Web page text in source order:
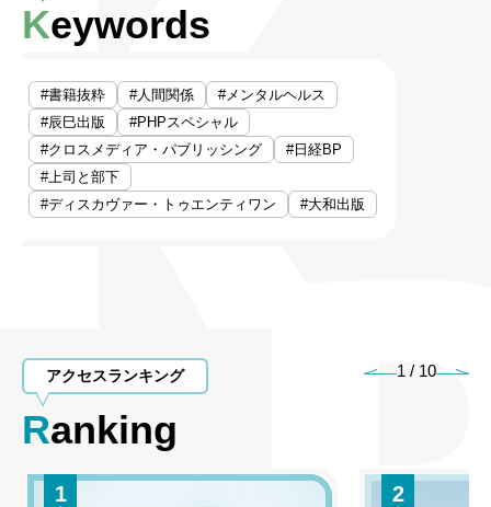
Keywords
#書籍抜粋 #人間関係
#メンタルヘルス
#辰巳出版
#PHPスペシャル
#クロスメディア・パブリッシング
#日経BP
#上司と部下
#ディスカヴァー・トゥエンティワン
#大和出版
アクセスランキング
Ranking
1 / 10
1 2